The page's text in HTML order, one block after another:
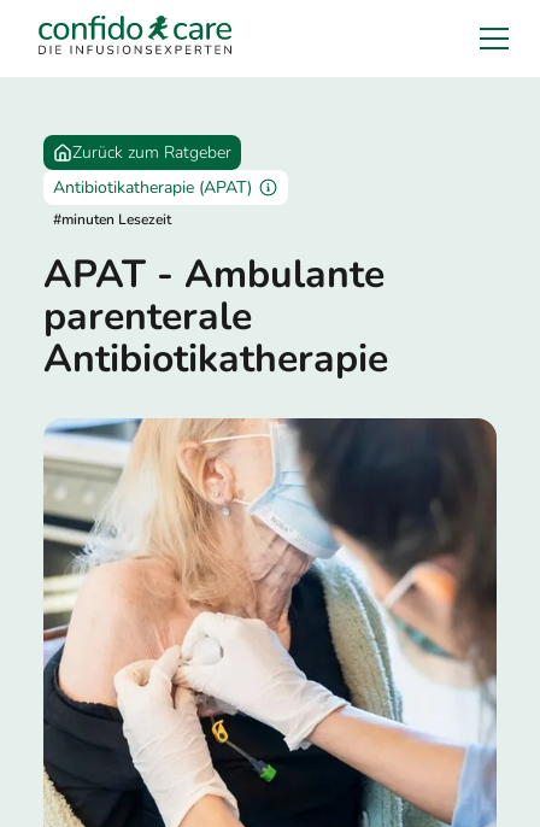
Zurück zum Ratgeber
Antibiotikatherapie (APAT)
#minuten Lesezeit
APAT - Ambulante
parenterale
Antibiotikatherapie